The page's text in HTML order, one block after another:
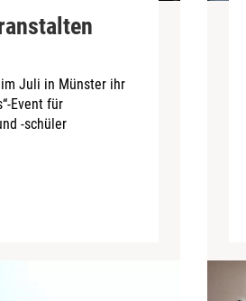
Juli in Münster ihr
Event für
-schüler